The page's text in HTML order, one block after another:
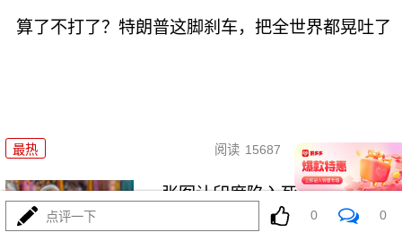
算了不打了？特朗普这脚刹车，把全世界都晃吐了
最热 阅读 15687 08-03
一张图让印度陷入死寂，五枚金
牌背后的终极真相
点评一下 0 0